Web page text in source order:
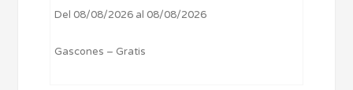
Del 08/08/2026 al 08/08/2026
Gascones – Gratis